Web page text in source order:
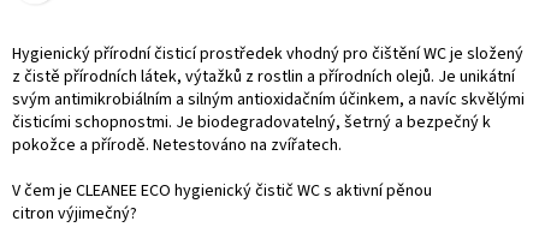
Hygienický přírodní čisticí prostředek vhodný pro čištění WC je složený
z čistě přírodních látek, výtažků z rostlin a přírodních olejů. Je unikátní
svým antimikrobiálním a silným antioxidačním účinkem, a navíc skvělými
čisticími schopnostmi. Je biodegradovatelný, šetrný a bezpečný k
pokožce a přírodě. Netestováno na zvířatech.
V čem je CLEANEE ECO hygienický čistič WC s aktivní pěnou
citron výjimečný?